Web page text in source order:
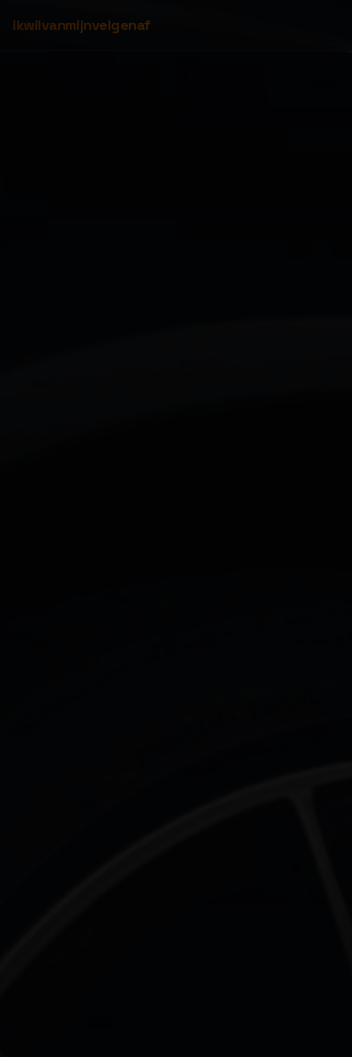
ikwilvanmijnvelgenaf